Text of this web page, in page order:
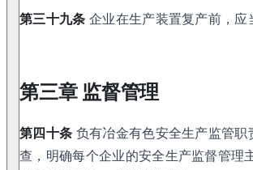
第三十九条 企业在生产装置复产前，
第三章 监督管理
第四十条 负有冶金有色安全生产监管
查，明确每个企业的安全生产监督管理